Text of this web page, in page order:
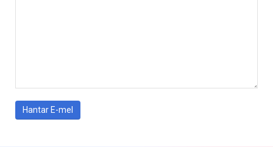
Hantar E-mel